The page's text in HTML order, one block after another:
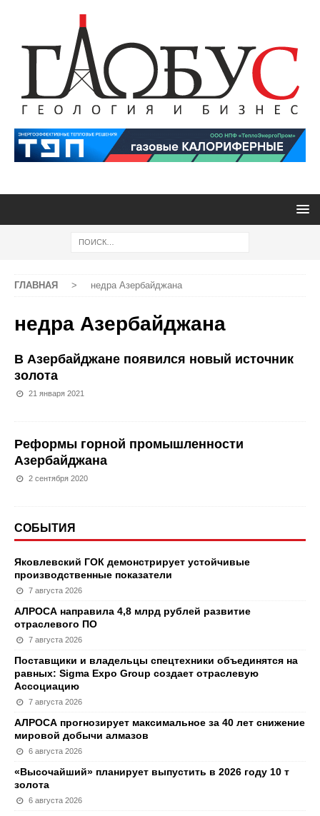
ГЛАВНАЯ > недра Азербайджана
недра Азербайджана
В Азербайджане появился новый источник
золота
21 января 2021
Реформы горной промышленности
Азербайджана
2 сентября 2020
СОБЫТИЯ
Яковлевский ГОК демонстрирует устойчивые
производственные показатели
7 августа 2026
АЛРОСА направила 4,8 млрд рублей развитие
отраслевого ПО
7 августа 2026
Поставщики и владельцы спецтехники объединятся на
равных: Sigma Expo Group создает отраслевую
Ассоциацию
7 августа 2026
АЛРОСА прогнозирует максимальное за 40 лет снижение
мировой добычи алмазов
6 августа 2026
«Высочайший» планирует выпустить в 2026 году 10 т
золота
6 августа 2026